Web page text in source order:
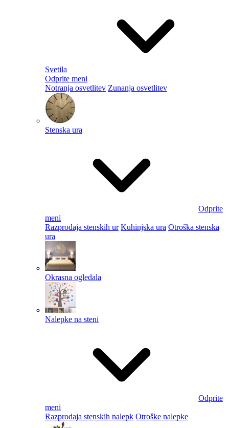
Svetila
Odprite meni
Notranja osvetlitev Zunanja osvetlitev
Stenska ura
Odprite
meni
Razprodaja stenskih ur Kuhinjska ura Otroška stenska
ura
Okrasna ogledala
Nalepke na steni
Odprite
meni
Razprodaja stenskih nalepk Otroške nalepke